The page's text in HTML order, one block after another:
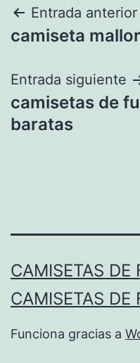
Navegación
de
entradas
Entrada anterior
camiseta
Entrada siguiente
camisetas de
baratas
CAMISETAS DE
CAMISETAS DE
Funciona gracias a